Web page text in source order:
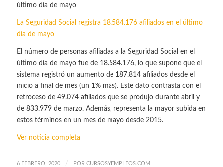
La Seguridad Social registra 18.584.176 afiliados en el último
día de mayo
El número de personas afiliadas a la Seguridad Social en el
último día de mayo fue de 18.584.176, lo que supone que el
sistema registró un aumento de 187.814 afiliados desde el
inicio a final de mes (un 1% más). Este dato contrasta con el
retroceso de 49.074 afiliados que se produjo durante abril y
de 833.979 de marzo. Además, representa la mayor subida en
estos términos en un mes de mayo desde 2015.
Ver noticia completa
6 FEBRERO, 2020 / POR CURSOSYEMPLEOS.COM